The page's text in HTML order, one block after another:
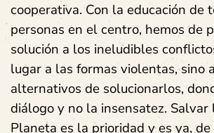
cooperativa. Con la educación de
personas en el centro, hemos de
solución a los ineludibles
lugar a las formas violentas, sino
alternativos de solucionarlos,
diálogo y no la insensatez.
Planeta es la prioridad y es ya,